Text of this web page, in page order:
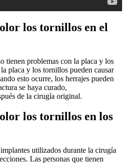
los tornillos en el
tienen problemas con la placa y los
placa y los tornillos pueden causar
esto ocurre, los herrajes pueden
se haya curado,
de la cirugía original.
los tornillos en los
utilizados durante la cirugía
Las personas que tienen